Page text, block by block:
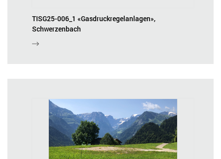
TISG25-006_1 «Gasdruckregelanlagen»,
Schwerzenbach